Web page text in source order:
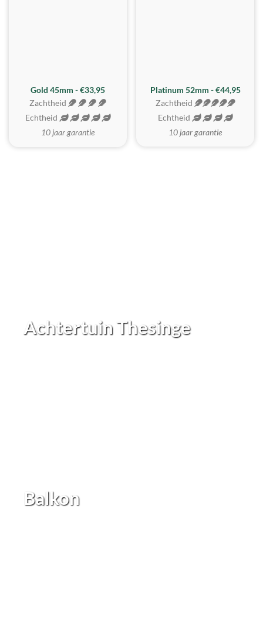
REALISTISCH
Gold 45mm - €33,95
Zachtheid
Echtheid
10 jaar garantie
ZACHTSTE
Platinum 52mm - €44,95
Zachtheid
Echtheid
10 jaar garantie
Achtertuin Thesinge
Balkon